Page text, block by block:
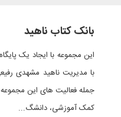
بانک کتاب ناهید
این مجموعه با ایجاد یک
با مدیریت ناهید مشهدی
جمله فعالیت های این
کمک آموزشی، دانشگ...